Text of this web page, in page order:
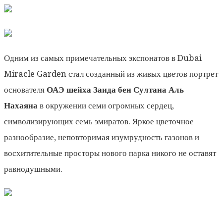
Одним из самых примечательных экспонатов в Dubai
Miracle Garden стал созданный из живых цветов портрет
основателя ОАЭ шейха Заида бен Султана Аль
Нахаяна в окружении семи огромных сердец,
символизирующих семь эмиратов. Яркое цветочное
разнообразие, неповторимая изумрудность газонов и
восхитительные просторы нового парка никого не оставят
равнодушными.